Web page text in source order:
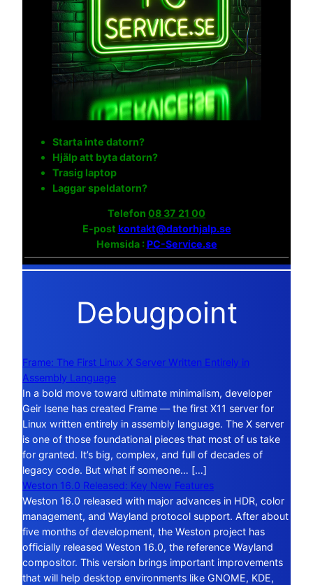
Starta inte datorn?
Hjälp att byta datorn?
Trasig laptop
Laggar speldatorn?
Telefon 08 37 21 00
E-post kontakt@datorhjalp.se
Hemsida :PC-Service.se
Debugpoint
Frame: The First Linux X Server Written Entirely in
Assembly Language
In a bold move toward ultimate minimalism, developer
Geir Isene has created Frame — the first X11 server for
Linux written entirely in assembly language. The X server
is one of those foundational pieces that most of us take
for granted. It’s big, complex, and full of decades of
legacy code. But what if someone… […]
Weston 16.0 Released: Key New Features
Weston 16.0 released with major advances in HDR, color
management, and Wayland protocol support. After about
five months of development, the Weston project has
officially released Weston 16.0, the reference Wayland
compositor. This version brings important improvements
that will help desktop environments like GNOME, KDE,